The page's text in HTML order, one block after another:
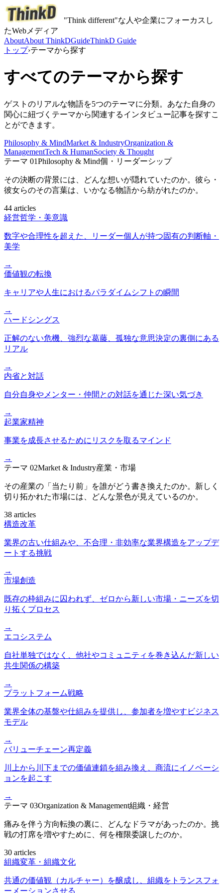
"Think different"な人や企業にフォーカスし
たWebメディア
AboutAbout ThinkDGuideThinkD Guide
トップ›テーマから探す
すべてのテーマから探す
ゲストのリアルな物語を5つのテーマに分類。あなた自身の
関心に紐づくテーマから関連するインタビュー記事を探すこ
とができます。
Philosophy & MindMarket & IndustryOrganization &
ManagementTech & HumanSociety & Thought
テーマ 01Philosophy & Mind個・リーダーシップ
その決断の背景には、どんな想いが隠れていたのか。彼ら・
彼女らのその言葉は、いかなる物語から紡がれたのか。
44 articles
経営哲学・美意識
数字や合理性を超えた、リーダー個人が持つ固有の判断軸・
美学
→
価値観の転換
キャリアや人生におけるパラダイムシフトの瞬間
→
ハードシングス
正解のない危機、強烈な葛藤、孤独な意思決定の裏側にある
リアル
→
内省と対話
自分自身やメンター・仲間との対話を通じた深い気づき
→
起業家精神
事業を成長させるためにリスクを取るマインド
→
テーマ 02Market & Industry産業・市場
その産業の「当たり前」を誰がどう書き換えたのか。新しく
切り拓かれた市場には、どんな景色が見えているのか。
38 articles
構造改革
業界の古い仕組みや、不合理・非効率な業界構造をアップデ
ートする挑戦
→
市場創造
既存の枠組みに囚われず、ゼロから新しい市場・ニーズを切
り拓くプロセス
→
エコシステム
自社単独ではなく、他社やコミュニティを巻き込んだ新しい
共生関係の構築
→
プラットフォーム戦略
業界全体の基盤や仕組みを提供し、参加者を増やすビジネス
モデル
→
バリューチェーン再定義
川上から川下までの価値連鎖を組み換え、商流にイノベーシ
ョンを起こす
→
テーマ 03Organization & Management組織・経営
痛みを伴う方向転換の裏に、どんなドラマがあったのか。挑
戦の打席を増やすために、何を権限委譲したのか。
30 articles
組織変革・組織文化
共通の価値観（カルチャー）を醸成し、組織をトランスフォ
ーメーションさせる